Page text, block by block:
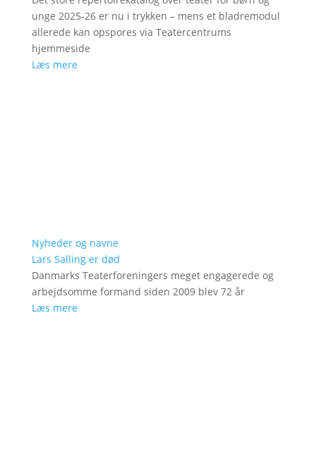
unge 2025-26 er nu i trykken – mens et bladremodul
allerede kan opspores via Teatercentrums
hjemmeside
Læs mere
Nyheder og navne
Lars Salling er død
Danmarks Teaterforeningers meget engagerede og
arbejdsomme formand siden 2009 blev 72 år
Læs mere